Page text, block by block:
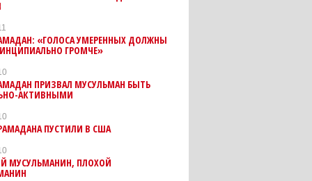
«ГОЛОСА УМЕРЕННЫХ ДОЛЖНЫ
ГРОМЧЕ»
ПРИЗВАЛ МУСУЛЬМАН БЫТЬ
АКТИВНЫМИ
ПУСТИЛИ В США
МУСУЛЬМАНИН, ПЛОХОЙ